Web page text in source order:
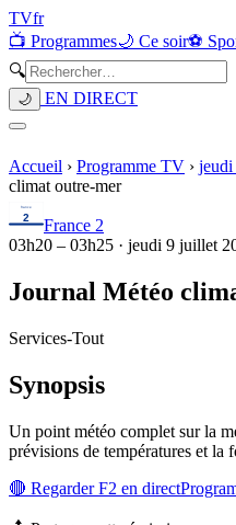
TVfr
📺 Programmes🌙 Ce soir⚽
🔍
🌙 EN DIRECT
Accueil › Programme TV ›
climat outre-mer
France 2
03h20 – 03h25 · jeudi 9 juillet
Journal Météo
Services-Tout
Synopsis
Un point météo complet sur la
prévisions de températures et la
🔴 RegarderF2 en direct